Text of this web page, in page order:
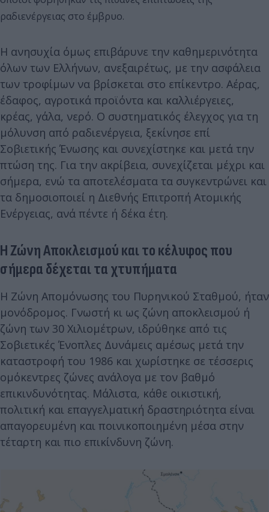
ραδιενέργειας στο έμβρυο.
Η ανησυχία όμως επιβάρυνε την καθημερινότητα
όλων των Ελλήνων, ανεξαιρέτως, με την ασφάλεια
των τροφίμων να βρίσκεται στο επίκεντρο. Αέρας,
έδαφος, αγροτικά προϊόντα και καλλιέργειες,
κρέας, γάλα, νερό. Ο συστηματικός έλεγχος για τη
μόλυνση από ραδιενέργεια, ξεκίνησε επί
Σοβιετικής Ένωσης και συνεχίστηκε και μετά την
πτώση της. Για την ακρίβεια, συνεχίζεται μέχρι και
σήμερα, ενώ τα αποτελέσματα τα συγκεντρώνει και
τα δημοσιοποιεί η Διεθνής Επιτροπή Ατομικής
Ενέργειας, ανά πέντε ή δέκα έτη.
Η Ζώνη Αποκλεισμού και το κέλυφος που
σήμερα δέχεται τα χτυπήματα
Η Ζώνη Απομόνωσης του Πυρηνικού Σταθμού, ήταν
μονόδρομος. Γνωστή κι ως ζώνη αποκλεισμού ή
ζώνη των 30 Χιλιομέτρων, ιδρύθηκε από τις
Σοβιετικές Ένοπλες Δυνάμεις αμέσως μετά την
καταστροφή του 1986 και χωρίστηκε σε τέσσερις
ομόκεντρες ζώνες ανάλογα με τον βαθμό
επικινδυνότητας. Μάλιστα, κάθε οικιστική,
πολιτική και επαγγελματική δραστηριότητα είναι
απαγορευμένη και ποινικοποιημένη μέσα στην
τέταρτη και πιο επικίνδυνη ζώνη.